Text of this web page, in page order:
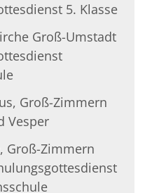
5. Klasse
Groß-Umstadt
Groß-Zimmern
Vesper
Groß-Zimmern